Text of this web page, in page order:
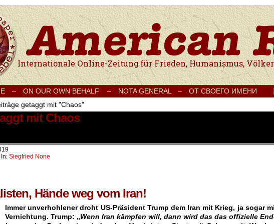
Internationale Onlinezeitung für Frieden, Humanismus, Völkerverständigung und
– ON OUR OWN BEHALF – NOTA GENERAL – ОТ СВОЕГО ИМЕНИ
getaggt mit "Chaos"
mit Chaos
Siegfried None
Hände weg vom Iran!
Immer unverhohlener droht US-Präsident Trump dem Iran mit Krieg, ja sogar
Vernichtung. Trump: „Wenn Iran kämpfen will, dann wird das das offizielle